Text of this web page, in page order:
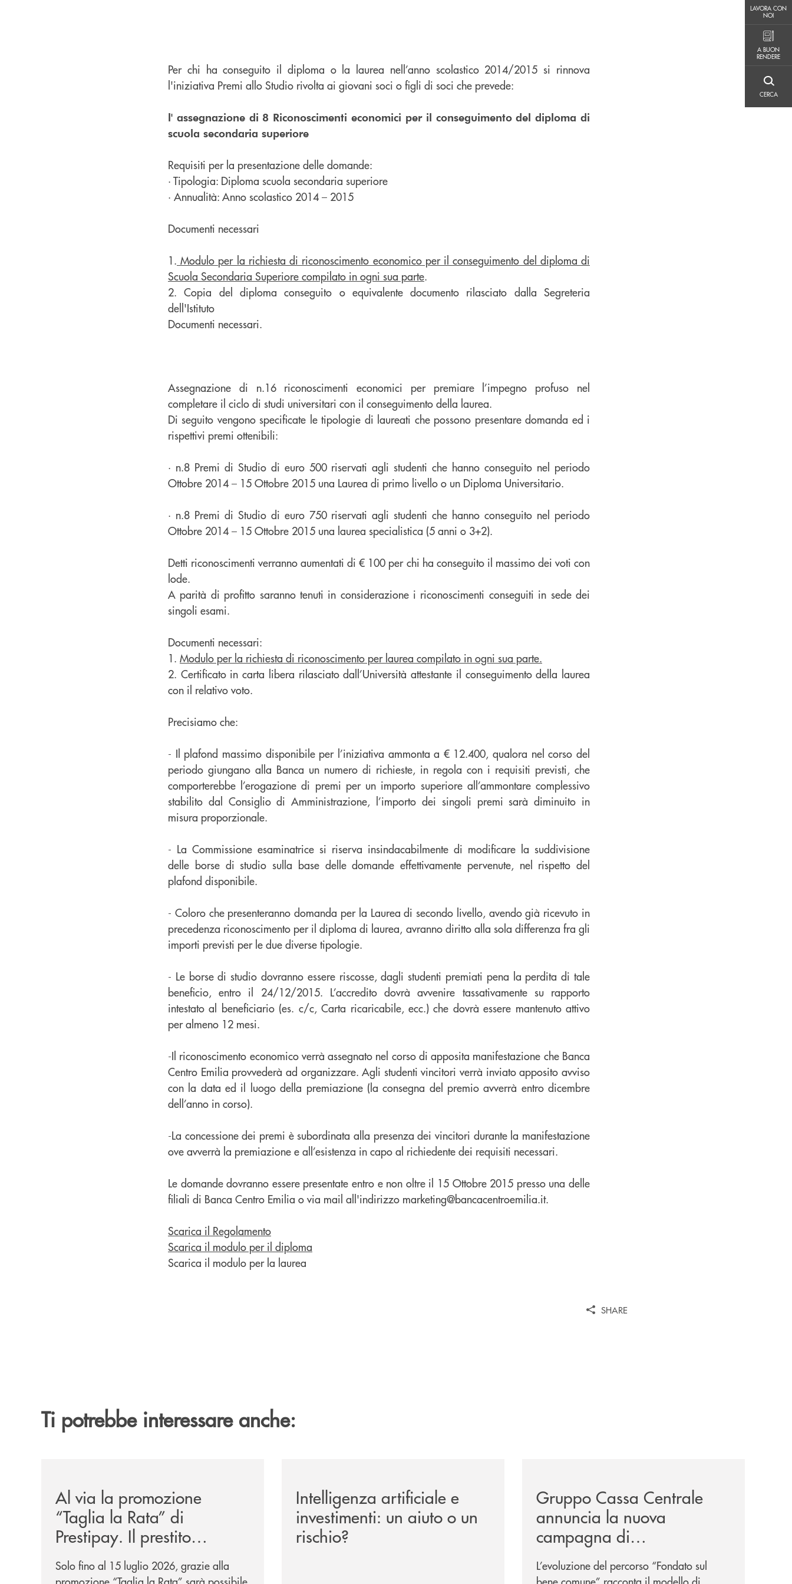
LAVORA CON
NOI
A BUON
RENDERE
CERCA
Per chi ha conseguito il diploma o la laurea nell’anno scolastico 2014/2015 si rinnova
l'iniziativa Premi allo Studio rivolta ai giovani soci o figli di soci che prevede:
l' assegnazione di 8 Riconoscimenti economici per il conseguimento del diploma di
scuola secondaria superiore
Requisiti per la presentazione delle domande:
· Tipologia: Diploma scuola secondaria superiore
· Annualità: Anno scolastico 2014 – 2015
Documenti necessari
1. Modulo per la richiesta di riconoscimento economico per il conseguimento del diploma di
Scuola Secondaria Superiore compilato in ogni sua parte.
2. Copia del diploma conseguito o equivalente documento rilasciato dalla Segreteria
dell'Istituto
Documenti necessari.
Assegnazione di n.16 riconoscimenti economici per premiare l’impegno profuso nel
completare il ciclo di studi universitari con il conseguimento della laurea.
Di seguito vengono specificate le tipologie di laureati che possono presentare domanda ed i
rispettivi premi ottenibili:
· n.8 Premi di Studio di euro 500 riservati agli studenti che hanno conseguito nel periodo
Ottobre 2014 – 15 Ottobre 2015 una Laurea di primo livello o un Diploma Universitario.
· n.8 Premi di Studio di euro 750 riservati agli studenti che hanno conseguito nel periodo
Ottobre 2014 – 15 Ottobre 2015 una laurea specialistica (5 anni o 3+2).
Detti riconoscimenti verranno aumentati di € 100 per chi ha conseguito il massimo dei voti con
lode.
A parità di profitto saranno tenuti in considerazione i riconoscimenti conseguiti in sede dei
singoli esami.
Documenti necessari:
1. Modulo per la richiesta di riconoscimento per laurea compilato in ogni sua parte.
2. Certificato in carta libera rilasciato dall’Università attestante il conseguimento della laurea
con il relativo voto.
Precisiamo che:
- Il plafond massimo disponibile per l’iniziativa ammonta a € 12.400, qualora nel corso del
periodo giungano alla Banca un numero di richieste, in regola con i requisiti previsti, che
comporterebbe l’erogazione di premi per un importo superiore all’ammontare complessivo
stabilito dal Consiglio di Amministrazione, l’importo dei singoli premi sarà diminuito in
misura proporzionale.
- La Commissione esaminatrice si riserva insindacabilmente di modificare la suddivisione
delle borse di studio sulla base delle domande effettivamente pervenute, nel rispetto del
plafond disponibile.
- Coloro che presenteranno domanda per la Laurea di secondo livello, avendo già ricevuto in
precedenza riconoscimento per il diploma di laurea, avranno diritto alla sola differenza fra gli
importi previsti per le due diverse tipologie.
- Le borse di studio dovranno essere riscosse, dagli studenti premiati pena la perdita di tale
beneficio, entro il 24/12/2015. L’accredito dovrà avvenire tassativamente su rapporto
intestato al beneficiario (es. c/c, Carta ricaricabile, ecc.) che dovrà essere mantenuto attivo
per almeno 12 mesi.
-Il riconoscimento economico verrà assegnato nel corso di apposita manifestazione che Banca
Centro Emilia provvederà ad organizzare. Agli studenti vincitori verrà inviato apposito avviso
con la data ed il luogo della premiazione (la consegna del premio avverrà entro dicembre
dell’anno in corso).
-La concessione dei premi è subordinata alla presenza dei vincitori durante la manifestazione
ove avverrà la premiazione e all’esistenza in capo al richiedente dei requisiti necessari.
Le domande dovranno essere presentate entro e non oltre il 15 Ottobre 2015 presso una delle
filiali di Banca Centro Emilia o via mail all'indirizzo marketing@bancacentroemilia.it.
Scarica il Regolamento
Scarica il modulo per il diploma
Scarica il modulo per la laurea
SHARE
Ti potrebbe interessare anche:
Al via la promozione
“Taglia la Rata” di
Prestipay. Il prestito
personale che si fa in due
per te!
Solo fino al 15 luglio 2026, grazie alla
Intelligenza artificiale e
investimenti: un aiuto o un
rischio?
Gruppo Cassa Centrale
annuncia la nuova
campagna di
comunicazione
nazionale: “Oggi si dice
L’evoluzione del percorso “Fondato sul